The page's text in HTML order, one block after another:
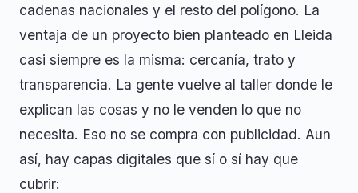
cadenas nacionales y el resto del polígono. La
ventaja de un proyecto bien planteado en Lleida
casi siempre es la misma: cercanía, trato y
transparencia. La gente vuelve al taller donde le
explican las cosas y no le venden lo que no
necesita. Eso no se compra con publicidad. Aun
así, hay capas digitales que sí o sí hay que
cubrir: